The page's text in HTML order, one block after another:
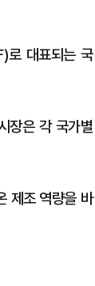
로 대표되는 국
장은 각 국가별
제조 역량을 바